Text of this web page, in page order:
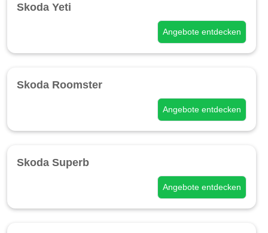
Skoda Yeti
Angebote entdecken
Skoda Roomster
Angebote entdecken
Skoda Superb
Angebote entdecken